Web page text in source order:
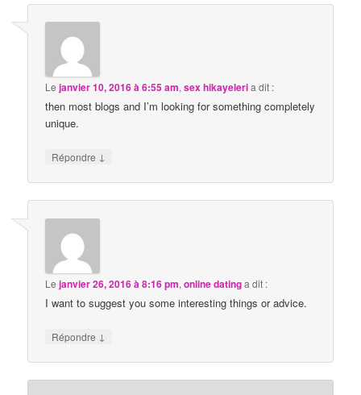
Lejanvier 10, 2016 à 6:55 am,sex hikayeleria dit :
then most blogs and I’m looking for something completely
unique.
Répondre ↓
Lejanvier 26, 2016 à 8:16 pm,online datinga dit :
I want to suggest you some interesting things or advice.
Répondre ↓